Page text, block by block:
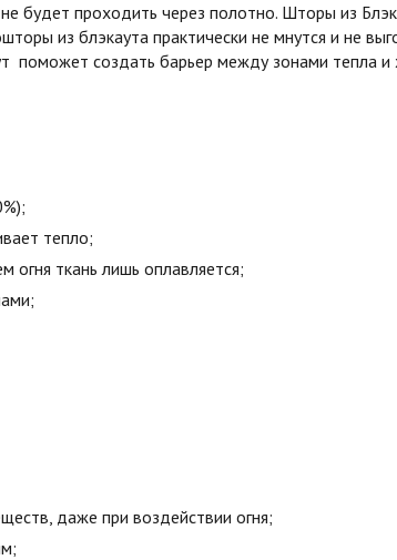
будет проходить через полотно. Шторы из
из блэкаута практически не мнутся и не
поможет создать барьер между зонами тепла
тепло;
ткань лишь оплавляется;
даже при воздействии огня;